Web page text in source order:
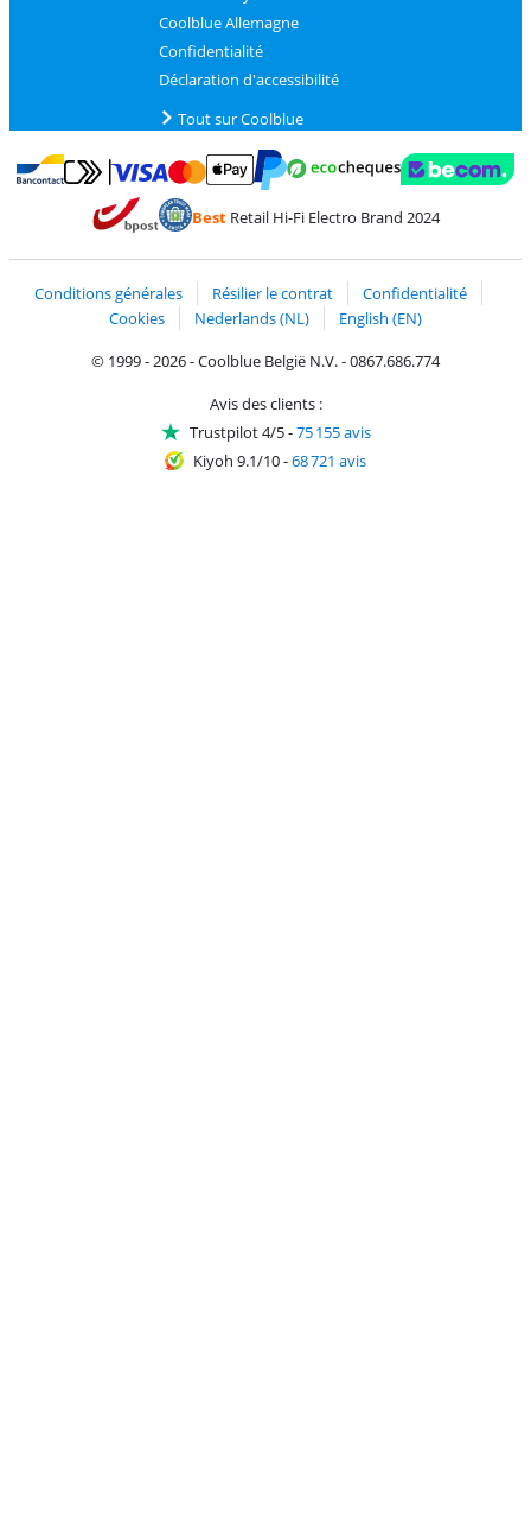
Coolblue Allemagne
Confidentialité
Déclaration d'accessibilité
Tout sur Coolblue
Payer avec Bancontact
Payer avec MasterCard et Visa via ClickToPay
Payer avec PayPal
BestRetail Hi-Fi Electro Brand 2024
Conditions générales Résilier le contrat
Confidentialité
Cookies
Nederlands (NL)
English (EN)
© 1999 - 2026 - Coolblue België N.V. - 0867.686.774
Avis des clients :
Trustpilot 4/5-75 155 avis
Kiyoh 9.1/10-68 721 avis